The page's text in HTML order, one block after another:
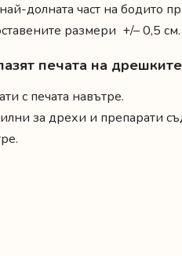
долната част на бодито
размери +/– 0,5 см.
печата на
с печата навътре.
за дрехи и препарати